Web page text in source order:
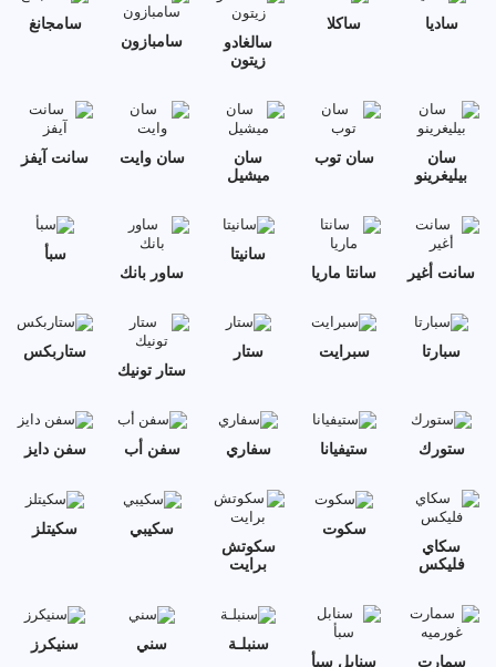
ساديا
ساكلا
سالغادو
زيتون
سامبازون
سامجانغ
سان
بيليغرينو
سان توب
سان
ميشيل
سان وايت سانت آيفز
سانت أغير سانتا ماريا
سانيتا
ساور بانك
سبأ
سبارتا سبرايت
ستار
ستار تونيك
ستاربكس
ستورك ستيفيانا سفاري سفن أب سفن دايز
سكاي
فليكس
سكوت
سكوتش
برايت
سكيبي سكيتلز
سمارت سنابل سبأ
سنبلـة سني سنيكرز